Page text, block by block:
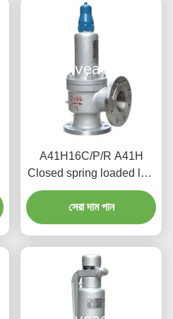
A41H16C/P/R A41H
Closed spring loaded low
lift type safety valve,
suitable for equipment
and pipeline
সেরা দাম পান